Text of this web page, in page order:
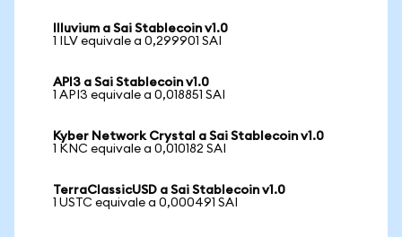
Illuvium a Sai Stablecoin v1.0
1 ILV equivale a 0,299901 SAI
API3 a Sai Stablecoin v1.0
1 API3 equivale a 0,018851 SAI
Kyber Network Crystal a Sai Stablecoin v1.0
1 KNC equivale a 0,010182 SAI
TerraClassicUSD a Sai Stablecoin v1.0
1 USTC equivale a 0,000491 SAI